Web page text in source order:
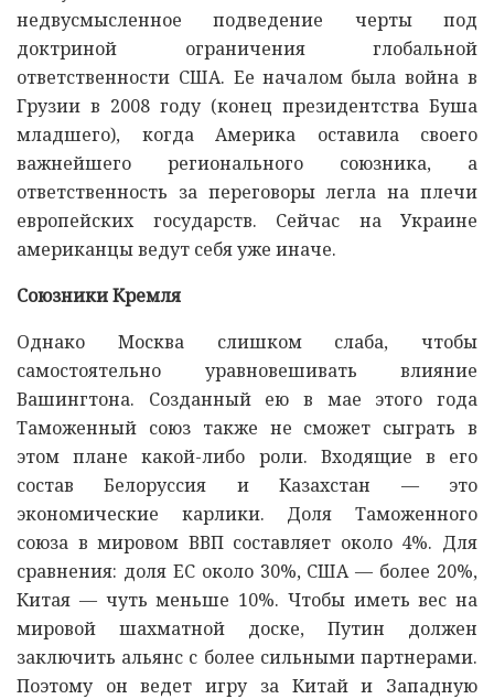
недвусмысленное подведение черты под
доктриной ограничения глобальной
ответственности США. Ее началом была война в
Грузии в 2008 году (конец президентства Буша
младшего), когда Америка оставила своего
важнейшего регионального союзника, а
ответственность за переговоры легла на плечи
европейских государств. Сейчас на Украине
американцы ведут себя уже иначе.
Союзники Кремля
Однако Москва слишком слаба, чтобы
самостоятельно уравновешивать влияние
Вашингтона. Созданный ею в мае этого года
Таможенный союз также не сможет сыграть в
этом плане какой-либо роли. Входящие в его
состав Белоруссия и Казахстан — это
экономические карлики. Доля Таможенного
союза в мировом ВВП составляет около 4%. Для
сравнения: доля ЕС около 30%, США — более 20%,
Китая — чуть меньше 10%. Чтобы иметь вес на
мировой шахматной доске, Путин должен
заключить альянс с более сильными партнерами.
Поэтому он ведет игру за Китай и Западную